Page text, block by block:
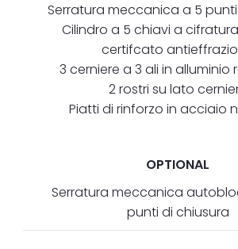
Serratura meccanica a 5
Cilindro a 5 chiavi a
certifcato
3 cerniere a 3 ali in alluminio
2 rostri su lato
Piatti di rinforzo in acciaio
OPTIONAL
Serratura meccanica
punti di chiusura